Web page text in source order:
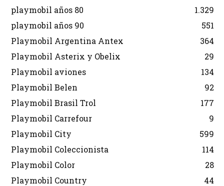
playmobil años 80
1.329
playmobil años 90
551
Playmobil Argentina Antex
364
Playmobil Asterix y Obelix
29
Playmobil aviones
134
Playmobil Belen
92
Playmobil Brasil Trol
177
Playmobil Carrefour
9
Playmobil City
599
Playmobil Coleccionista
114
Playmobil Color
28
Playmobil Country
44